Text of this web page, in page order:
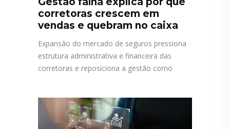
corretoras crescem em
vendas e quebram no caixa
Expansão do mercado de seguros pressiona
estrutura administrativa e financeira das
corretoras e reposiciona a gestão como